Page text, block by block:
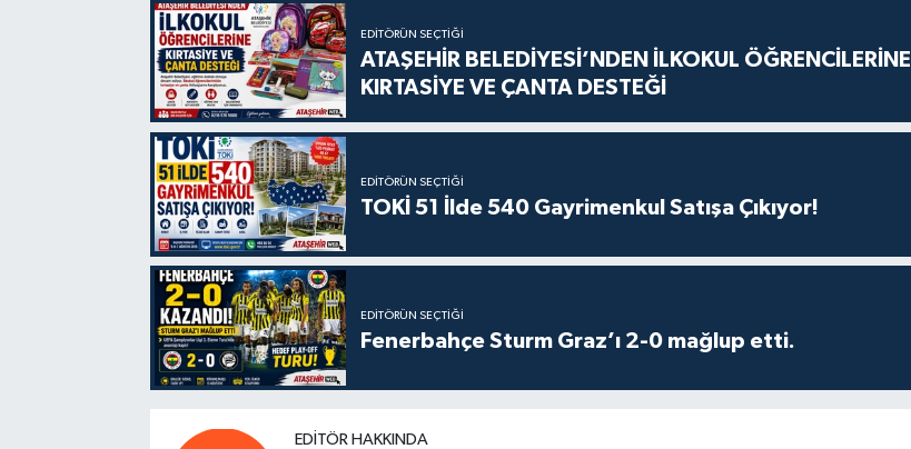
EDITÖRÜN SEÇTIĞI
ATAŞEHİR BELEDİYESİ’NDEN İLKOKUL ÖĞRENCİLERİNE
KIRTASİYE VE ÇANTA DESTEĞİ
EDITÖRÜN SEÇTIĞI
TOKİ 51 İlde 540 Gayrimenkul Satışa Çıkıyor!
EDITÖRÜN SEÇTIĞI
Fenerbahçe Sturm Graz’ı 2-0 mağlup etti.
EDITÖR HAKKINDA